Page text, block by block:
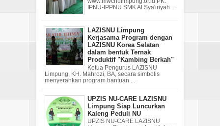
IPNU-IPPNU SMK Al Sya'iriyah ...
LAZISNU Limpung
Kerjasama Program dengan
LAZISNU Korea Selatan
dalam bentuk Ternak
Produktif "Kambing Berkah"
Ketua Pengurus LAZISNU
Limpung, KH. Mahrozi, BA, secara simbolis
menyerahkan program bantuan ...
UPZIS NU-CARE LAZISNU
Limpung Siap Luncurkan
Kaleng Peduli NU
UPZIS NU-CARE LAZISNU